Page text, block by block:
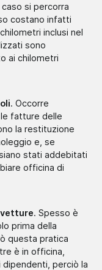
si percorra
costano infatti
inclusi nel
sono
ai chilometri
. Occorre
fatture delle
la restituzione
e, se
stati addebitati
officina di
. Spesso è
prima della
questa pratica
è in officina,
dipendenti, perciò la